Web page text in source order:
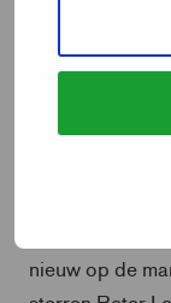
aangegaan
een meerprijs
nieuw op de